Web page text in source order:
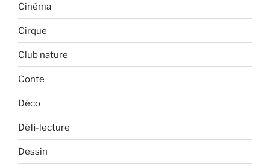
Cinéma
Cirque
Club nature
Conte
Déco
Défi-lecture
Dessin